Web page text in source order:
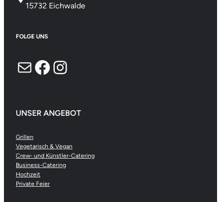
15732 Eichwalde
FOLGE UNS
E-Mail Facebook Instagram
UNSER ANGEBOT
Grillen
Vegetarisch & Vegan
Crew- und Künstler-Catering
Business-Catering
Hochzeit
Private Feier